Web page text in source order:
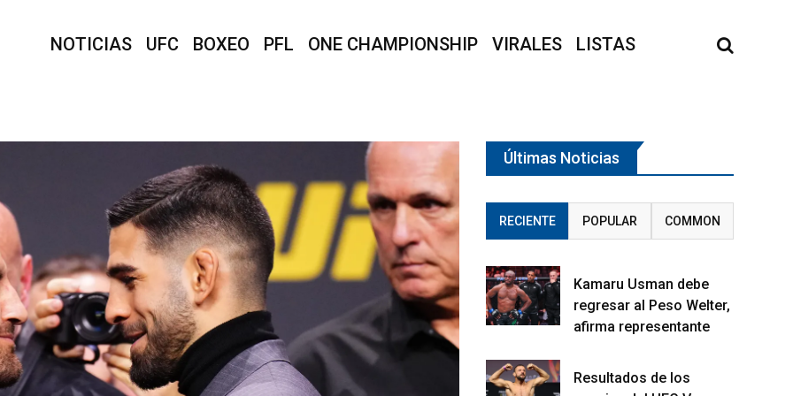
NOTICIAS UFC BOXEO PFL ONE CHAMPIONSHIP VIRALES LISTAS
Últimas Noticias
RECIENTE POPULAR COMMON
Kamaru Usman debe
regresar al Peso Welter,
afirma representante
Resultados de los